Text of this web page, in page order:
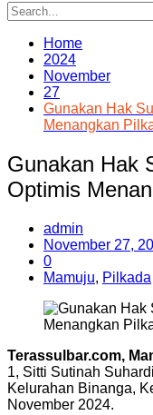
Home
2024
November
27
Gunakan Hak
Menangkan
Gunakan Hak
Optimis
admin
November 27,
0
Mamuju, Pilkada
Terassulbar.com,
1, Sitti Sutinah
Kelurahan Binanga,
November 2024.